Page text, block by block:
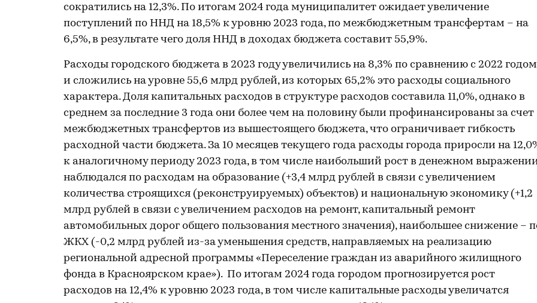
сократились на 12,3%. По итогам 2024 года муниципалитет ожидает увеличение
поступлений по ННД на 18,5% к уровню 2023 года, по межбюджетным трансфертам – на
6,5%, в результате чего доля ННД в доходах бюджета составит 55,9%.
Расходы городского бюджета в 2023 году увеличились на 8,3% по сравнению с 2022 годом
и сложились на уровне 55,6 млрд рублей, из которых 65,2% это расходы социального
характера. Доля капитальных расходов в структуре расходов составила 11,0%, однако в
среднем за последние 3 года они более чем на половину были профинансированы за счет
межбюджетных трансфертов из вышестоящего бюджета, что ограничивает гибкость
расходной части бюджета. За 10 месяцев текущего года расходы города приросли на
к аналогичному периоду 2023 года, в том числе наибольший рост в денежном
наблюдался по расходам на образование (+3,4 млрд рублей в связи с увеличением
количества строящихся (реконструируемых) объектов) и национальную экономику (+1,2
млрд рублей в связи с увеличением расходов на ремонт, капитальный ремонт
автомобильных дорог общего пользования местного значения), наибольшее снижение –
ЖКХ (-0,2 млрд рублей из-за уменьшения средств, направляемых на реализацию
региональной адресной программы «Переселение граждан из аварийного жилищного
фонда в Красноярском крае»). По итогам 2024 года городом прогнозируется рост
расходов на 12,4% к уровню 2023 года, в том числе капитальные расходы увеличатся